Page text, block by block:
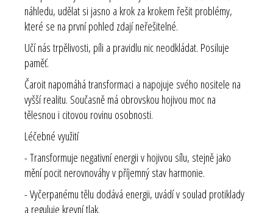
náhledu, udělat si jasno a krok za krokem řešit problémy,
které se na první pohled zdají neřešitelné.
Učí nás trpělivosti, píli a pravidlu nic neodkládat. Posiluje
paměť.
Čaroit napomáhá transformaci a napojuje svého nositele na
vyšší realitu. Současně má obrovskou hojivou moc na
tělesnou i citovou rovinu osobnosti.
Léčebné využití
- Transformuje negativní energii v hojivou sílu, stejně jako
mění pocit nerovnováhy v příjemný stav harmonie.
- Vyčerpanému tělu dodává energii, uvádí v soulad protiklady
a reguluje krevní tlak.